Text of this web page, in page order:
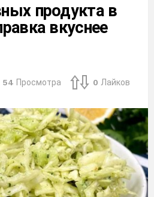
продукта в
вкуснее
54 Просмотра 0 Лайков